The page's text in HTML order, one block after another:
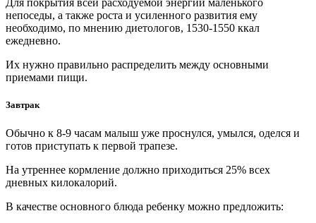
Для покрытия всей расходуемой энергии маленького
непоседы, а также роста и усиленного развития ему
необходимо, по мнению диетологов, 1530-1550 ккал
ежедневно.
Их нужно правильно распределить между основными
приемами пищи.
Завтрак
Обычно к 8-9 часам малыш уже проснулся, умылся, оделся и
готов приступать к первой трапезе.
На утреннее кормление должно приходиться 25% всех
дневных килокалорий.
В качестве основного блюда ребенку можно предложить: